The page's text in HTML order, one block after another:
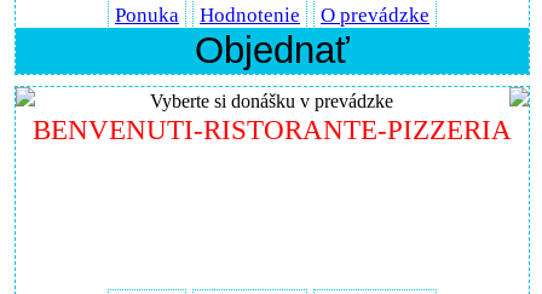
Ponuka Hodnotenie O prevádzke
Objednať
Vyberte si donášku v prevádzke
BENVENUTI-RISTORANTE-PIZZERIA